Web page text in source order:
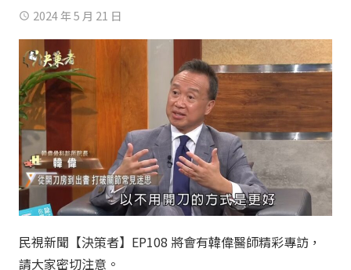
access_time 2024 年 5 月 21 日
民視新聞【決策者】EP108 將會有韓偉醫師精彩專訪，
請大家密切注意。